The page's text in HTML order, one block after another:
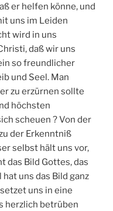
er helfen könne, und
uns im Leiden
wird in uns
daß wir uns
so freundlicher
und Seel. Man
zu erzürnen sollte
höchsten
scheuen ? Von der
der Erkenntniß
selbst hält uns vor,
das Bild Gottes, das
uns das Bild ganz
uns in eine
herzlich betrüben